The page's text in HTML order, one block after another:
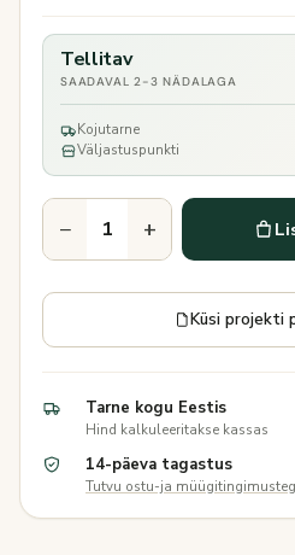
Tellitav
SAADAVAL 2-3 NÄDALAGA
Kojutarne
Väljastuspunkti
− +
Küsi projekti
Tarne kogu Eestis
Hind kalkuleeritakse kassas
14-päeva tagastus
Tutvu ostu-ja